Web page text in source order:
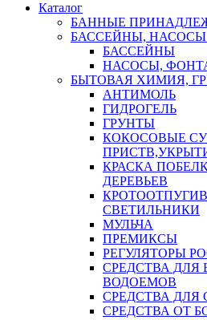
Каталог
БАННЫЕ
БАССЕЙНЫ, НАСОСЫ
БАССЕЙНЫ
НАСОСЫ,
БЫТОВАЯ ХИМИЯ,
АНТИМОЛЬ
ГИДРОГЕЛЬ
ГРУНТЫ
КОКОСОВЫЕ
КРАСКА
ДЕРЕВЬЕВ
СВЕТИЛЬНИКИ
МУЛЬЧА
ПРЕМИКСЫ
РЕГУЛЯТОРЫ
СРЕДСТВА ДЛЯ
ВОДОЕМОВ
СРЕДСТВА ДЛЯ
СРЕДСТВА ОТ